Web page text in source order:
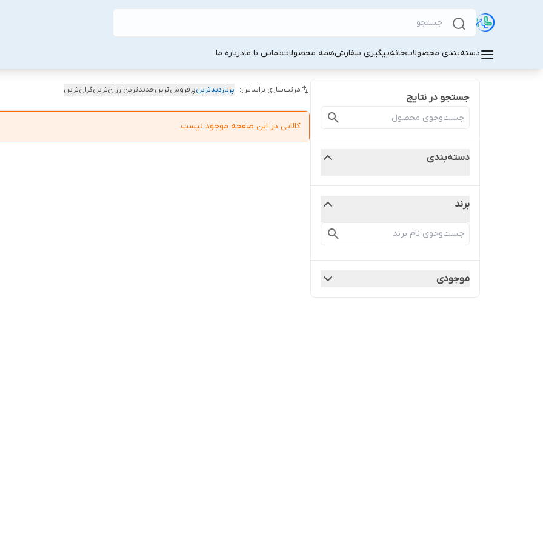
دسته‌بندی محصولاتخانهپیگیری سفارشهمه محصولاتتماس با مادرباره ما
جستجو در نتایج
دسته‌بندی
برند
موجودی
مرتب‌سازی براساس: پربازدیدترینپرفروش‌ترینجدیدترینارزان‌ترینگران‌ترین
کالایی در این صفحه موجود نیست